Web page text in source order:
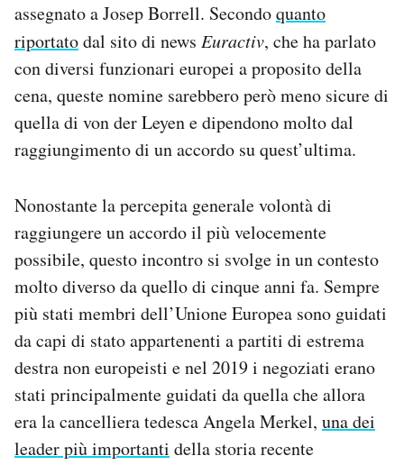
assegnato a Josep Borrell. Secondoquanto
riportatodal sito di news Euractiv, che ha parlato
con diversi funzionari europei a proposito della
cena, queste nomine sarebbero però meno sicure di
quella di von der Leyen e dipendono molto dal
raggiungimento di un accordo su quest’ultima.
Nonostante la percepita generale volontà di
raggiungere un accordo il più velocemente
possibile, questo incontro si svolge in un contesto
molto diverso da quello di cinque anni fa. Sempre
più stati membri dell’Unione Europea sono guidati
da capi di stato appartenenti a partiti di estrema
destra non europeisti e nel 2019 i negoziati erano
stati principalmente guidati da quella che allora
era la cancelliera tedesca Angela Merkel, una dei
leader più importanti della storia recente